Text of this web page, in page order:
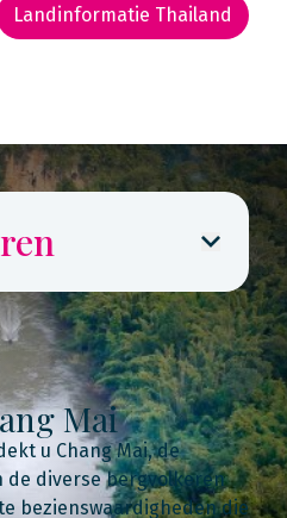
Landinformatie Thailand
Mai
u Chang Mai, de
de diverse bergvolkeren
bezienswaardigheden die